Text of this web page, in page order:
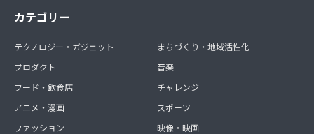
カテゴリー
テクノロジー・ガジェット
プロダクト
フード・飲食店
アニメ・漫画
ファッション
まちづくり・地域活性化
音楽
チャレンジ
スポーツ
映像・映画